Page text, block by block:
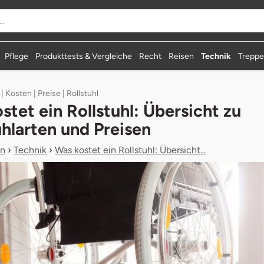
Pflege Produkttests & Vergleiche Recht Reisen Technik
Kosten | Preise | Rollstuhl
ein Rollstuhl: Übersicht zu
und Preisen
› Technik › Was kostet ein Rollstuhl: Übersicht...